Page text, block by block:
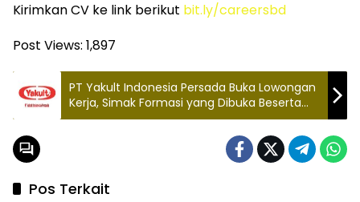
Kirimkan CV ke link berikut bit.ly/careersbd
Post Views: 1,897
PT Yakult Indonesia Persada Buka Lowongan
Kerja, Simak Formasi yang Dibuka Beserta
Syarat Daftarnya
Pos Terkait